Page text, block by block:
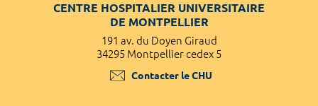
CENTRE HOSPITALIER UNIVERSITAIRE
DE MONTPELLIER
191 av. du Doyen Giraud
34295 Montpellier cedex 5
Contacter le CHU